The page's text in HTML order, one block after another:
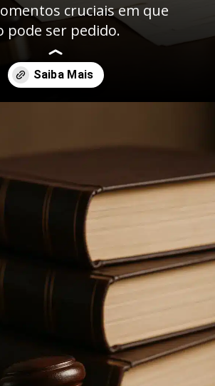
cruciais em que
pode ser pedido.